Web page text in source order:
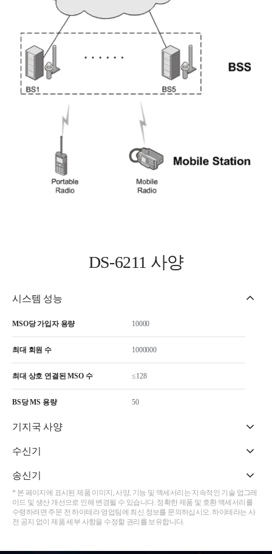
DS-6211 사양
시스템 성능
MSO당 가입자 용량 10000
최대 회원 수 1000000
최대 상호 연결된 MSO 수 ≤128
BS당 MS 용량 50
기지국 사양
수신기
송신기
* 본 페이지에 표시된 제품 이미지, 사양, 기능 및 액세서리는 지속적인 기술 업그레
이드 및 생산 개선으로 인해 변경될 수 있습니다. 정확한 제품 및 호환 액세서리를
수령하려면 주문 전 하이테라 영업팀에 최신 정보를 문의하십시오. 하이테라는 사
전 공지 없이 제품 세부 사항을 수정할 권리를 보유합니다.